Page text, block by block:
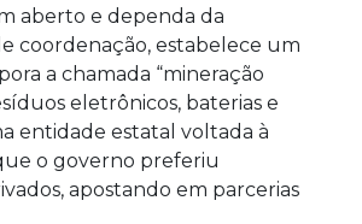
aberto e dependa da
coordenação, estabelece um
a chamada “mineração
eletrônicos, baterias e
entidade estatal voltada à
o governo preferiu
apostando em parcerias